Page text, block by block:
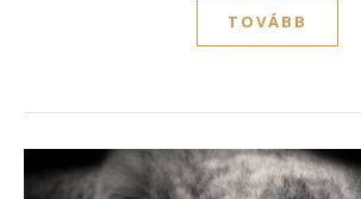
TOVÁBB